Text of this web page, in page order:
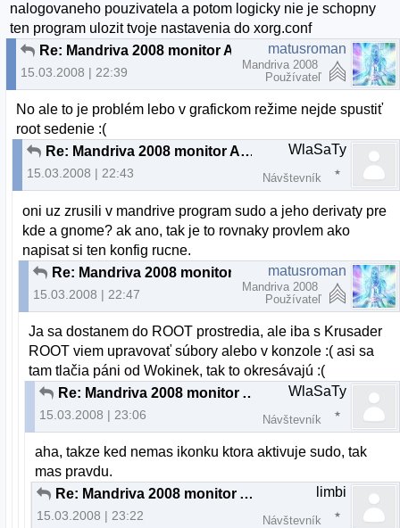
nalogovaneho pouzivatela a potom logicky nie je schopny
ten program ulozit tvoje nastavenia do xorg.conf
15.03.2008 | 22:39
matusroman
Mandriva 2008
Používateľ
No ale to je problém lebo v grafickom režime nejde spustiť
root sedenie :(
Re: Mandriva 2008 monitor ACER x223w
15.03.2008 | 22:43
WlaSaTy
Návštevník
oni uz zrusili v mandrive program sudo a jeho derivaty pre
kde a gnome? ak ano, tak je to rovnaky provlem ako
napisat si ten konfig rucne.
15.03.2008 | 22:47
matusroman
Mandriva 2008
Používateľ
Ja sa dostanem do ROOT prostredia, ale iba s Krusader
ROOT viem upravovať súbory alebo v konzole :( asi sa
tam tlačia páni od Wokinek, tak to okresávajú :(
Re: Mandriva 2008 monitor ACER x223w
15.03.2008 | 23:06
WlaSaTy
Návštevník
aha, takze ked nemas ikonku ktora aktivuje sudo, tak
mas pravdu.
Re: Mandriva 2008 monitor ACER x223w
15.03.2008 | 23:22
limbi
Návštevník